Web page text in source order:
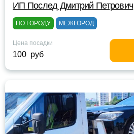
ИП Послед Дмитрий Петрович
ПО ГОРОДУ МЕЖГОРОД
Цена посадки
100 руб